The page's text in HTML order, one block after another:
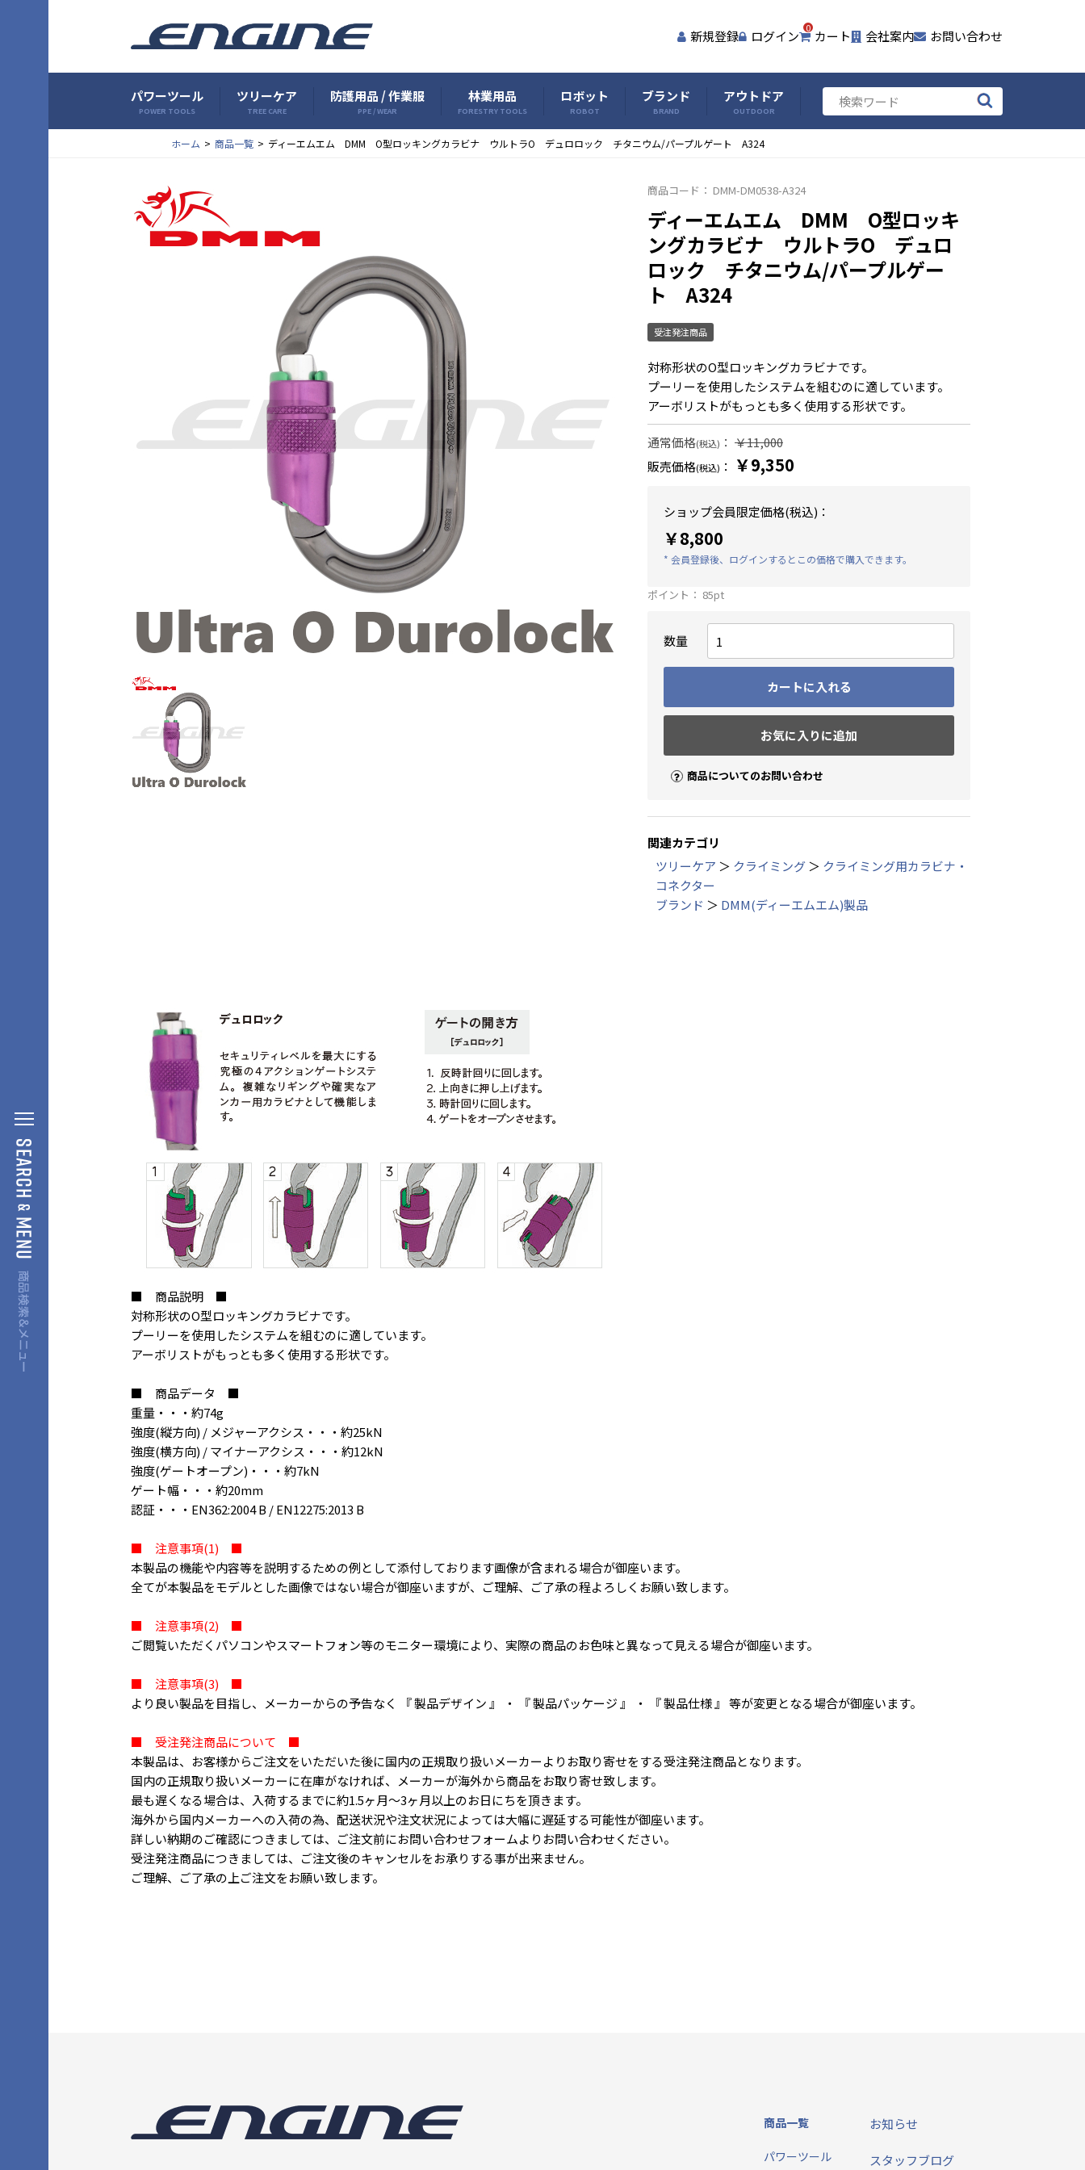
新規登録 ログイン 0 カート 会社案内 お問い合わせ
パワーツール
POWER TOOLS
ツリーケア
TREE CARE
防護用品 / 作業服
PPE / WEAR
林業用品
FORESTRY TOOLS
ロボット
ROBOT
ブランド
BRAND
アウトドア
OUTDOOR
ホーム 商品一覧 ディーエムエム DMM O型ロッキングカラビナ ウルトラO デュロロック チタニウム/パープルゲート A324
商品コード： DMM-DM0538-A324
ディーエムエム DMM O型ロッキ
ングカラビナ ウルトラO デュロ
ロック チタニウム/パープルゲー
ト A324
受注発注商品
対称形状のO型ロッキングカラビナです。
プーリーを使用したシステムを組むのに適しています。
アーボリストがもっとも多く使用する形状です。
通常価格(税込) ： ￥11,000
販売価格(税込) ： ￥9,350
ショップ会員限定価格(税込)：
￥8,800
* 会員登録後、ログインするとこの価格で購入できます。
ポイント： 85pt
数量
カートに入れる
お気に入りに追加
商品についてのお問い合わせ
お買い物を続ける カートへ進む
関連カテゴリ
ツリーケア ＞ クライミング ＞ クライミング用カラビナ・
コネクター
ブランド ＞ DMM(ディーエムエム)製品
■ 商品説明 ■
対称形状のO型ロッキングカラビナです。
プーリーを使用したシステムを組むのに適しています。
アーボリストがもっとも多く使用する形状です。
■ 商品データ ■
重量・・・約74g
強度(縦方向) / メジャーアクシス・・・約25kN
強度(横方向) / マイナーアクシス・・・約12kN
強度(ゲートオープン)・・・約7kN
ゲート幅・・・約20mm
認証・・・EN362:2004 B / EN12275:2013 B
■ 注意事項(1) ■
本製品の機能や内容等を説明するための例として添付しております画像が含まれる場合が御座います。
全てが本製品をモデルとした画像ではない場合が御座いますが、ご理解、ご了承の程よろしくお願い致します。
■ 注意事項(2) ■
ご閲覧いただくパソコンやスマートフォン等のモニター環境により、実際の商品のお色味と異なって見える場合が御座います。
■ 注意事項(3) ■
より良い製品を目指し、メーカーからの予告なく 『 製品デザイン 』 ・ 『 製品パッケージ 』 ・ 『 製品仕様 』 等が変更となる場合が御座います。
■ 受注発注商品について ■
本製品は、お客様からご注文をいただいた後に国内の正規取り扱いメーカーよりお取り寄せをする受注発注商品となります。
国内の正規取り扱いメーカーに在庫がなければ、メーカーが海外から商品をお取り寄せ致します。
最も遅くなる場合は、入荷するまでに約1.5ヶ月〜3ヶ月以上のお日にちを頂きます。
海外から国内メーカーへの入荷の為、配送状況や注文状況によっては大幅に遅延する可能性が御座います。
詳しい納期のご確認につきましては、ご注文前にお問い合わせフォームよりお問い合わせください。
受注発注商品につきましては、ご注文後のキャンセルをお承りする事が出来ません。
ご理解、ご了承の上ご注文をお願い致します。
商品一覧
パワーツール
お知らせ
スタッフブログ